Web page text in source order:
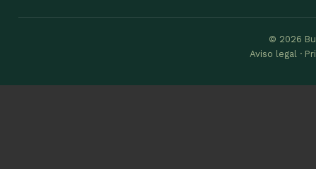
© 2026
Aviso legal ·